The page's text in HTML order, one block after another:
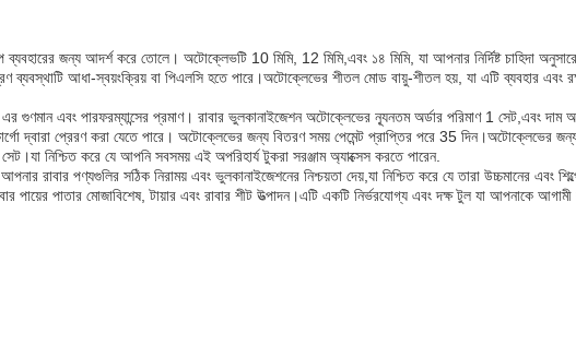
জন্য আদর্শ করে তোলে। অটোক্লেভটি 10 মিমি, 12 মিমি,এবং ১৪ মিমি, যা আপনার নির্দিষ্ট চাহিদা
ব্যবস্থাটি আধা-স্বয়ংক্রিয় বা পিএলসি হতে পারে।অটোক্লেভের শীতল মোড বায়ু-শীতল হয়, যা এটি ব্যবহার এবং
এর গুণমান এবং পারফরম্যান্সের প্রমাণ। রাবার ভুলকানাইজেশন অটোক্লেভের ন্যূনতম অর্ডার পরিমাণ 1 সেট,এবং দাম
দ্বারা প্রেরণ করা যেতে পারে। অটোক্লেভের জন্য বিতরণ সময় পেমেন্ট প্রাপ্তির পরে 35 দিন।অটোক্লেভের
নিশ্চিত করে যে আপনি সবসময় এই অপরিহার্য টুকরা সরঞ্জাম অ্যাক্সেস করতে পারেন.
রাবার পণ্যগুলির সঠিক নিরাময় এবং ভুলকানাইজেশনের নিশ্চয়তা দেয়,যা নিশ্চিত করে যে তারা উচ্চমানের এবং
পায়ের পাতার মোজাবিশেষ, টায়ার এবং রাবার শীট উত্পাদন।এটি একটি নির্ভরযোগ্য এবং দক্ষ টুল যা আপনাকে